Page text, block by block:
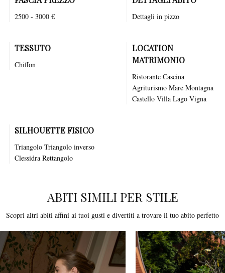
2500 - 3000 € Dettagli in pizzo
TESSUTO
Chiffon
LOCATION
MATRIMONIO
Ristorante Cascina
Agriturismo Mare Montagna
Castello Villa Lago Vigna
SILHOUETTE FISICO
Triangolo Triangolo inverso
Clessidra Rettangolo
ABITI SIMILI PER STILE
Scopri altri abiti affini ai tuoi gusti e divertiti a trovare il tuo abito perfetto